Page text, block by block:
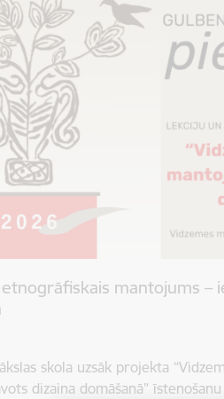
mantojums –
skola uzsāk projekta
dizaina domāšanā”